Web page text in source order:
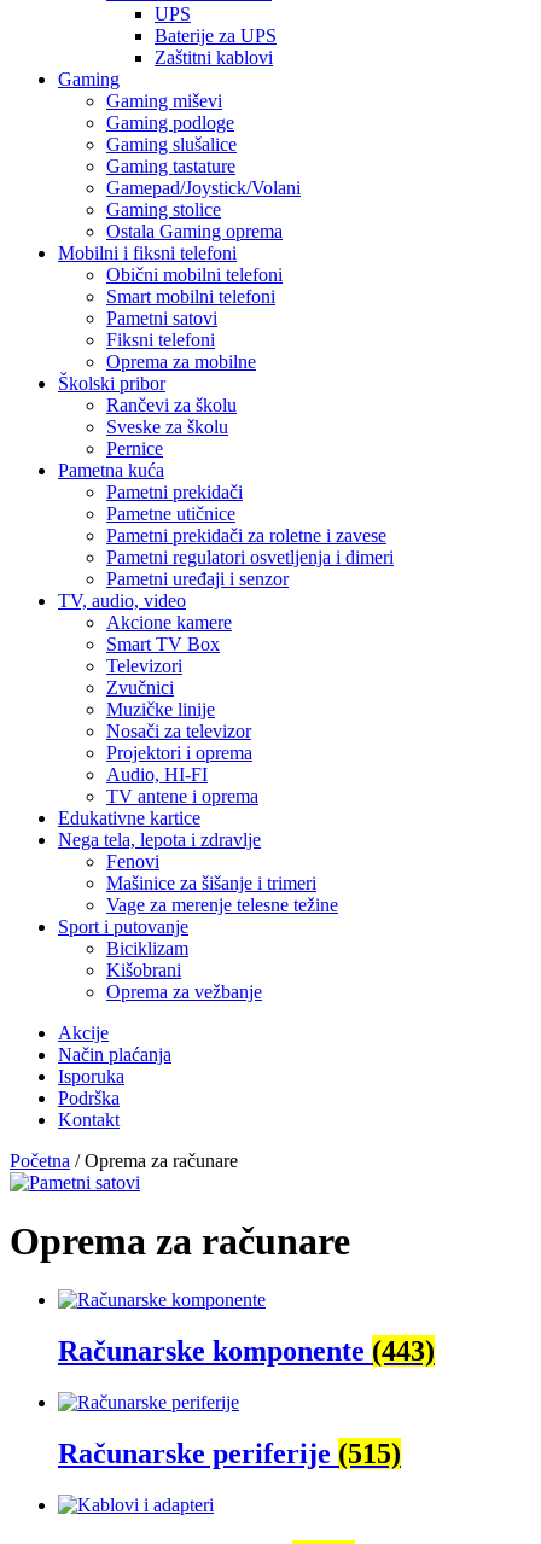
UPS
Baterije za UPS
Zaštitni kablovi
Gaming
Gaming miševi
Gaming podloge
Gaming slušalice
Gaming tastature
Gamepad/Joystick/Volani
Gaming stolice
Ostala Gaming oprema
Mobilni i fiksni telefoni
Obični mobilni telefoni
Smart mobilni telefoni
Pametni satovi
Fiksni telefoni
Oprema za mobilne
Školski pribor
Rančevi za školu
Sveske za školu
Pernice
Pametna kuća
Pametni prekidači
Pametne utičnice
Pametni prekidači za roletne i zavese
Pametni regulatori osvetljenja i dimeri
Pametni uređaji i senzor
TV, audio, video
Akcione kamere
Smart TV Box
Televizori
Zvučnici
Muzičke linije
Nosači za televizor
Projektori i oprema
Audio, HI-FI
TV antene i oprema
Edukativne kartice
Nega tela, lepota i zdravlje
Fenovi
Mašinice za šišanje i trimeri
Vage za merenje telesne težine
Sport i putovanje
Biciklizam
Kišobrani
Oprema za vežbanje
Akcije
Način plaćanja
Isporuka
Podrška
Kontakt
Početna / Oprema za računare
Oprema za računare
Računarske komponente (443)
Računarske periferije (515)